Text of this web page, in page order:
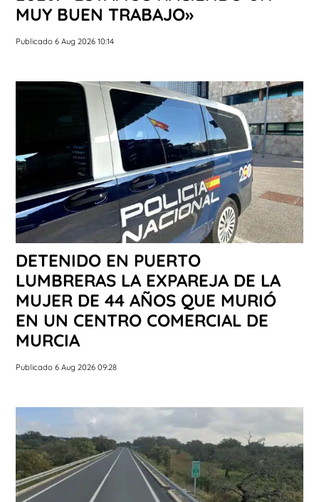
MUY BUEN TRABAJO»
Publicado 6 Aug 2026 10:14
DETENIDO EN PUERTO
LUMBRERAS LA EXPAREJA DE LA
MUJER DE 44 AÑOS QUE MURIÓ
EN UN CENTRO COMERCIAL DE
MURCIA
Publicado 6 Aug 2026 09:28